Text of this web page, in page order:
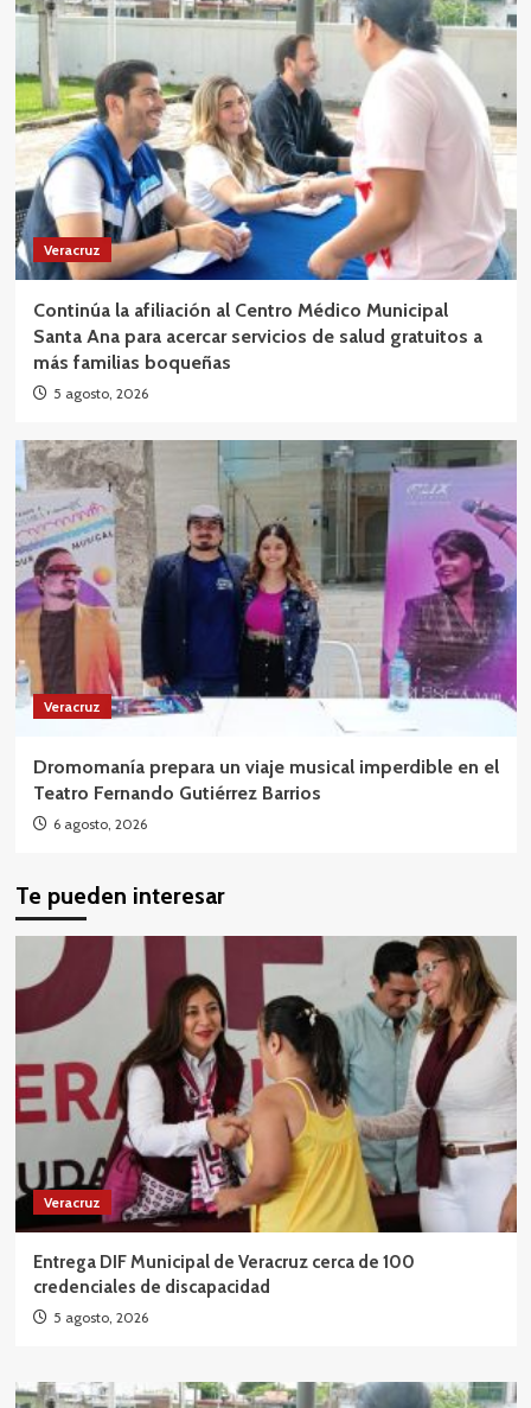
Veracruz
Continúa la afiliación al Centro Médico Municipal
Santa Ana para acercar servicios de salud gratuitos a
más familias boqueñas
5 agosto, 2026
Veracruz
Dromomanía prepara un viaje musical imperdible en el
Teatro Fernando Gutiérrez Barrios
6 agosto, 2026
Te pueden interesar
Veracruz
Entrega DIF Municipal de Veracruz cerca de 100
credenciales de discapacidad
5 agosto, 2026